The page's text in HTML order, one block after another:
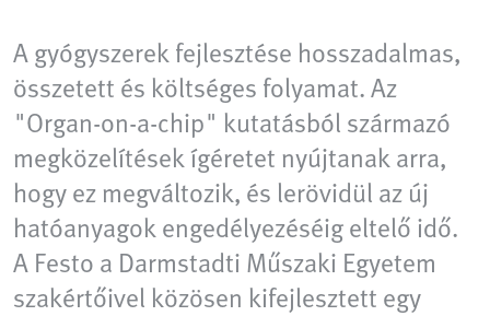
A gyógyszerek fejlesztése hosszadalmas,
összetett és költséges folyamat. Az
"Organ‑on‑a‑chip" kutatásból származó
megközelítések ígéretet nyújtanak arra,
hogy ez megváltozik, és lerövidül az új
hatóanyagok engedélyezéséig eltelő idő.
A Festo a Darmstadti Műszaki Egyetem
szakértőivel közösen kifejlesztett egy